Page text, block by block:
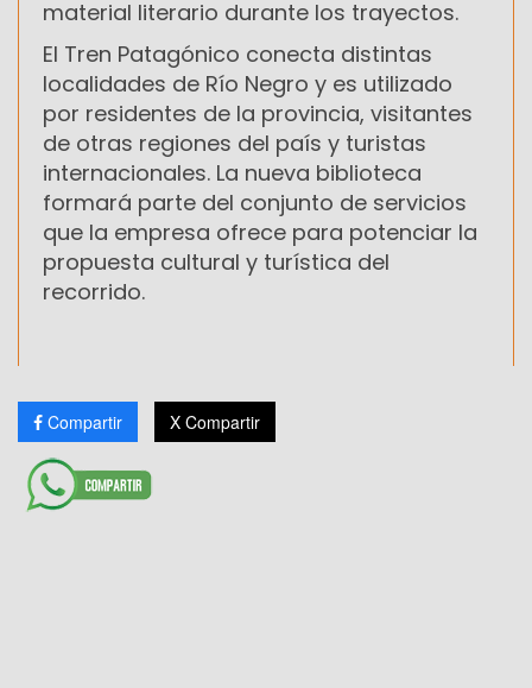
material literario durante los trayectos.
El Tren Patagónico conecta distintas
localidades de Río Negro y es utilizado
por residentes de la provincia, visitantes
de otras regiones del país y turistas
internacionales. La nueva biblioteca
formará parte del conjunto de servicios
que la empresa ofrece para potenciar la
propuesta cultural y turística del
recorrido.
Compartir X Compartir